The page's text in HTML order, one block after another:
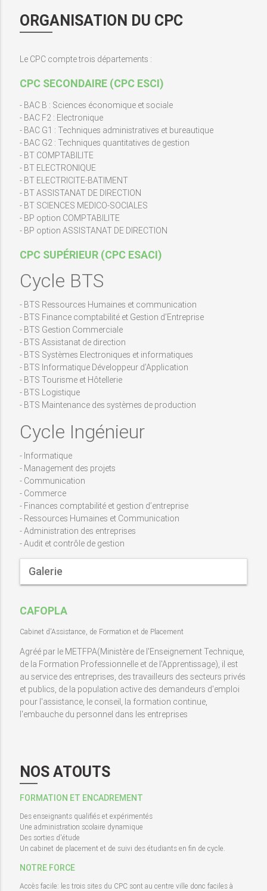
ORGANISATION DU CPC
Le CPC compte trois départements :
CPC SECONDAIRE (CPC ESCI)
- BAC B : Sciences économique et sociale
- BAC F2 : Electronique
- BAC G1 : Techniques administratives et bureautique
- BAC G2 : Techniques quantitatives de gestion
- BT COMPTABILITE
- BT ELECTRONIQUE
- BT ELECTRICITE-BATIMENT
- BT ASSISTANAT DE DIRECTION
- BT SCIENCES MEDICO-SOCIALES
- BP option COMPTABILITE
- BP option ASSISTANAT DE DIRECTION
CPC SUPÉRIEUR (CPC ESACI)
Cycle BTS
- BTS Ressources Humaines et communication
- BTS Finance comptabilité et Gestion d’Entreprise
- BTS Gestion Commerciale
- BTS Assistanat de direction
- BTS Systèmes Electroniques et informatiques
- BTS Informatique Développeur d’Application
- BTS Tourisme et Hôtellerie
- BTS Logistique
- BTS Maintenance des systèmes de production
Cycle Ingénieur
- Informatique
- Management des projets
- Communication
- Commerce
- Finances comptabilité et gestion d’entreprise
- Ressources Humaines et Communication
- Administration des entreprises
- Audit et contrôle de gestion
Galerie
CAFOPLA
Cabinet d'Assistance, de Formation et de Placement
Agréé par le METFPA(Ministère de l'Enseignement Technique,
de la Formation Professionnelle et de l'Apprentissage), il est
au service des entreprises, des travailleurs des secteurs privés
et publics, de la population active des demandeurs d'emploi
pour l'assistance, le conseil, la formation continue,
l'embauche du personnel dans les entreprises
NOS ATOUTS
FORMATION ET ENCADREMENT
Des enseignants qualifiés et expérimentés
Une administration scolaire dynamique
Des sorties d'étude
Un cabinet de placement et de suivi des étudiants en fin de cycle.
NOTRE FORCE
Accès facile: les trois sites du CPC sont au centre ville donc faciles à